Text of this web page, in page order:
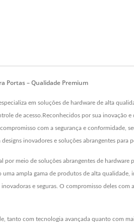
Portas – Qualidade Premium
em soluções de hardware de alta
de acesso.Reconhecidos por sua inovação
com a segurança e conformidade,
inovadores e soluções abrangentes para
meio de soluções abrangentes de
ampla gama de produtos de alta
e seguras. O compromisso deles
tanto com tecnologia avançada quanto com